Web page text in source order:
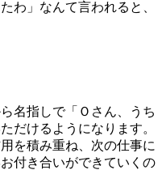
わ」なんて言われると、
名指しで「Ｏさん、うち
だけるようになります。
を積み重ね、次の仕事に
付き合いができていくの